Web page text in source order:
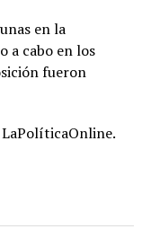
en la
a cabo en los
fueron